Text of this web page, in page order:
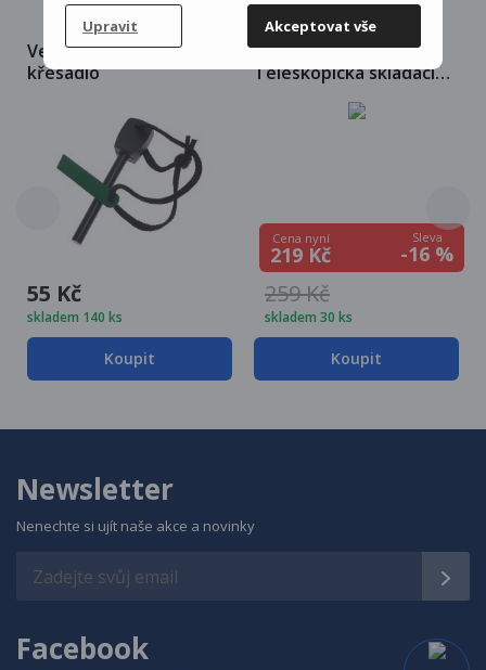
Upravit Akceptovat vše
Verk 14371 Hořčíkové
křesadlo
55 Kč
skladem 140 ks
Koupit
Verk 24120
Teleskopická skládací
Cena nyní
219 Kč
Sleva
-16 %
259 Kč
skladem 30 ks
Koupit
Newsletter
Nenechte si ujít naše akce a novinky
Facebook